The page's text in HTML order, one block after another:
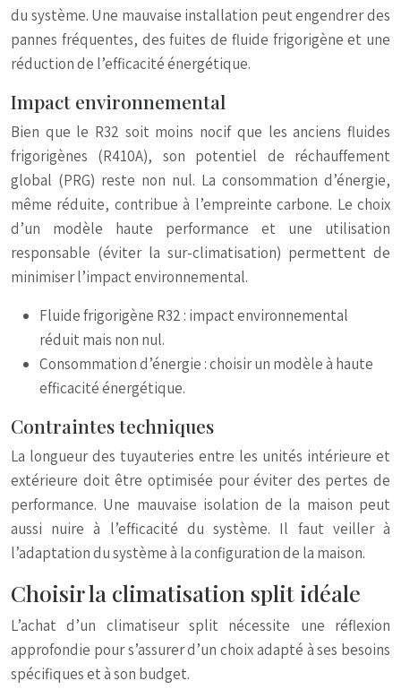
du système. Une mauvaise installation peut engendrer des
pannes fréquentes, des fuites de fluide frigorigène et une
réduction de l’efficacité énergétique.
Impact environnemental
Bien que le R32 soit moins nocif que les anciens fluides
frigorigènes (R410A), son potentiel de réchauffement
global (PRG) reste non nul. La consommation d’énergie,
même réduite, contribue à l’empreinte carbone. Le choix
d’un modèle haute performance et une utilisation
responsable (éviter la sur-climatisation) permettent de
minimiser l’impact environnemental.
Fluide frigorigène R32 : impact environnemental
réduit mais non nul.
Consommation d’énergie : choisir un modèle à haute
efficacité énergétique.
Contraintes techniques
La longueur des tuyauteries entre les unités intérieure et
extérieure doit être optimisée pour éviter des pertes de
performance. Une mauvaise isolation de la maison peut
aussi nuire à l’efficacité du système. Il faut veiller à
l’adaptation du système à la configuration de la maison.
Choisir la climatisation split idéale
L’achat d’un climatiseur split nécessite une réflexion
approfondie pour s’assurer d’un choix adapté à ses besoins
spécifiques et à son budget.